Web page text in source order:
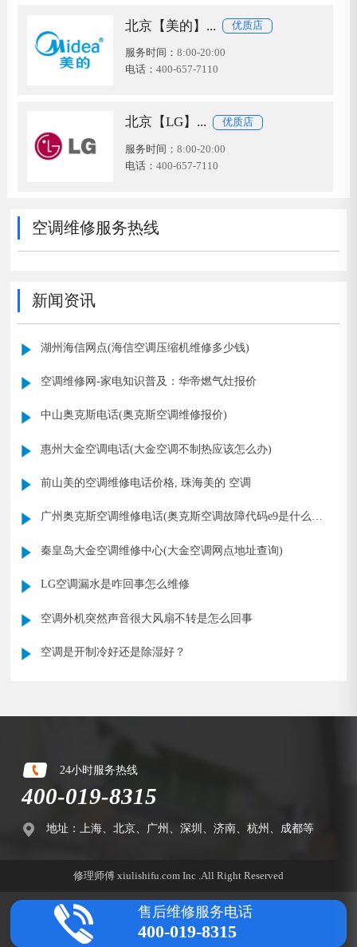
北京【美的】... 优质店
服务时间： 8:00-20:00
电话： 400-657-7110
北京【LG】... 优质店
服务时间： 8:00-20:00
电话： 400-657-7110
空调维修服务热线
新闻资讯
湖州海信网点(海信空调压缩机维修多少钱)
空调维修网-家电知识普及：华帝燃气灶报价
中山奥克斯电话(奥克斯空调维修报价)
惠州大金空调电话(大金空调不制热应该怎么办)
前山美的空调维修电话价格, 珠海美的 空调
广州奥克斯空调维修电话(奥克斯空调故障代码e9是什么意
秦皇岛大金空调维修中心(大金空调网点地址查询)
LG空调漏水是咋回事怎么维修
空调外机突然声音很大风扇不转是怎么回事
空调是开制冷好还是除湿好？
24小时服务热线
400-019-8315
地址：上海、北京、广州、深圳、济南、杭州、成都等
修理师傅 xiulishifu.com Inc .All Right Reserved
售后维修服务电话
400-019-8315